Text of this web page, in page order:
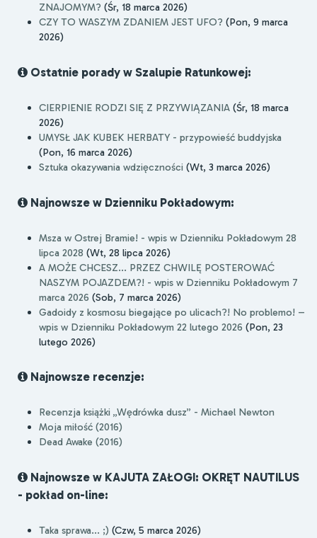
ZNAJOMYM? (Śr, 18 marca 2026)
CZY TO WASZYM ZDANIEM JEST UFO? (Pon, 9 marca
2026)
Ostatnie porady w Szalupie Ratunkowej:
CIERPIENIE RODZI SIĘ Z PRZYWIĄZANIA (Śr, 18 marca
2026)
UMYSŁ JAK KUBEK HERBATY - przypowieść buddyjska
(Pon, 16 marca 2026)
Sztuka okazywania wdzięczności (Wt, 3 marca 2026)
Najnowsze w Dzienniku Pokładowym:
Msza w Ostrej Bramie! - wpis w Dzienniku Pokładowym 28
lipca 2028 (Wt, 28 lipca 2026)
A MOŻE CHCESZ... PRZEZ CHWILĘ POSTEROWAĆ
NASZYM POJAZDEM?! - wpis w Dzienniku Pokładowym 7
marca 2026 (Sob, 7 marca 2026)
Gadoidy z kosmosu biegające po ulicach?! No problemo! –
wpis w Dzienniku Pokładowym 22 lutego 2026 (Pon, 23
lutego 2026)
Najnowsze recenzje:
Recenzja książki „Wędrówka dusz” - Michael Newton
Moja miłość (2016)
Dead Awake (2016)
Najnowsze w KAJUTA ZAŁOGI: OKRĘT NAUTILUS
- pokład on-line:
Taka sprawa... ;) (Czw, 5 marca 2026)